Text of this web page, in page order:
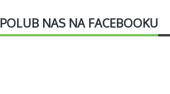
POLUB NAS NA FACEBOOKU